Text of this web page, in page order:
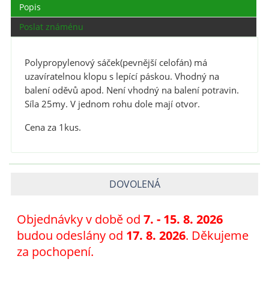
Popis
Poslat známénu
Polypropylenový sáček(pevnější celofán) má
uzavíratelnou klopu s lepící páskou. Vhodný na
balení oděvů apod. Není vhodný na balení potravin.
Síla 25my. V jednom rohu dole mají otvor.
Cena za 1kus.
DOVOLENÁ
Objednávky v době od 7. - 15. 8. 2026
budou odeslány od 17. 8. 2026. Děkujeme
za pochopení.